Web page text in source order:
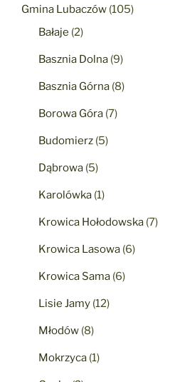
Gmina Lubaczów (105)
Bałaje (2)
Basznia Dolna (9)
Basznia Górna (8)
Borowa Góra (7)
Budomierz (5)
Dąbrowa (5)
Karolówka (1)
Krowica Hołodowska (7)
Krowica Lasowa (6)
Krowica Sama (6)
Lisie Jamy (12)
Młodów (8)
Mokrzyca (1)